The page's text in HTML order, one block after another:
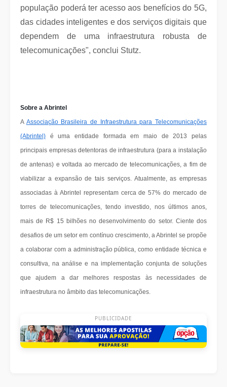
população poderá ter acesso aos benefícios do 5G,
das cidades inteligentes e dos serviços digitais que
dependem de uma infraestrutura robusta de
telecomunicações", conclui Stutz.
Sobre a Abrintel
A Associação Brasileira de Infraestrutura para Telecomunicações
(Abrintel) é uma entidade formada em maio de 2013 pelas
principais empresas detentoras de infraestrutura (para a instalação
de antenas) e voltada ao mercado de telecomunicações, a fim de
viabilizar a expansão de tais serviços. Atualmente, as empresas
associadas à Abrintel representam cerca de 57% do mercado de
torres de telecomunicações, tendo investido, nos últimos anos,
mais de R$ 15 bilhões no desenvolvimento do setor. Ciente dos
desafios de um setor em contínuo crescimento, a Abrintel se propõe
a colaborar com a administração pública, como entidade técnica e
consultiva, na análise e na implementação conjunta de soluções
que ajudem a dar melhores respostas às necessidades de
infraestrutura no âmbito das telecomunicações.
PUBLICIDADE